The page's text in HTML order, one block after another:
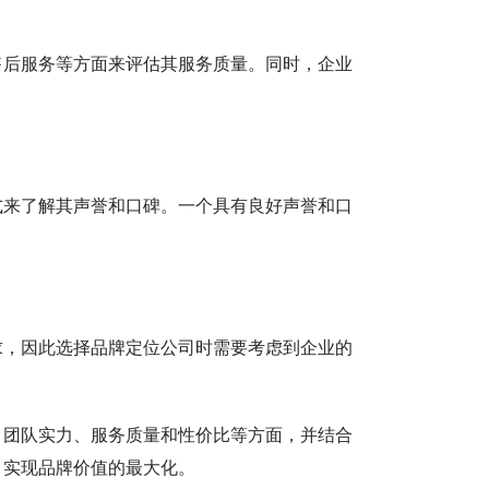
服务等方面来评估其服务质量。同时，企业
了解其声誉和口碑。一个具有良好声誉和口
因此选择品牌定位公司时需要考虑到企业的
队实力、服务质量和性价比等方面，并结合
现品牌价值的最大化。